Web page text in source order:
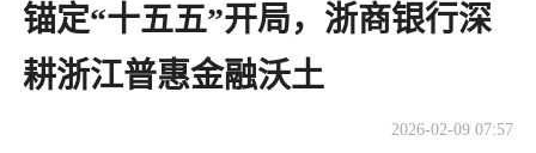
锚定“十五五”开局，浙商银行深
耕浙江普惠金融沃土
2026-02-09 07:57